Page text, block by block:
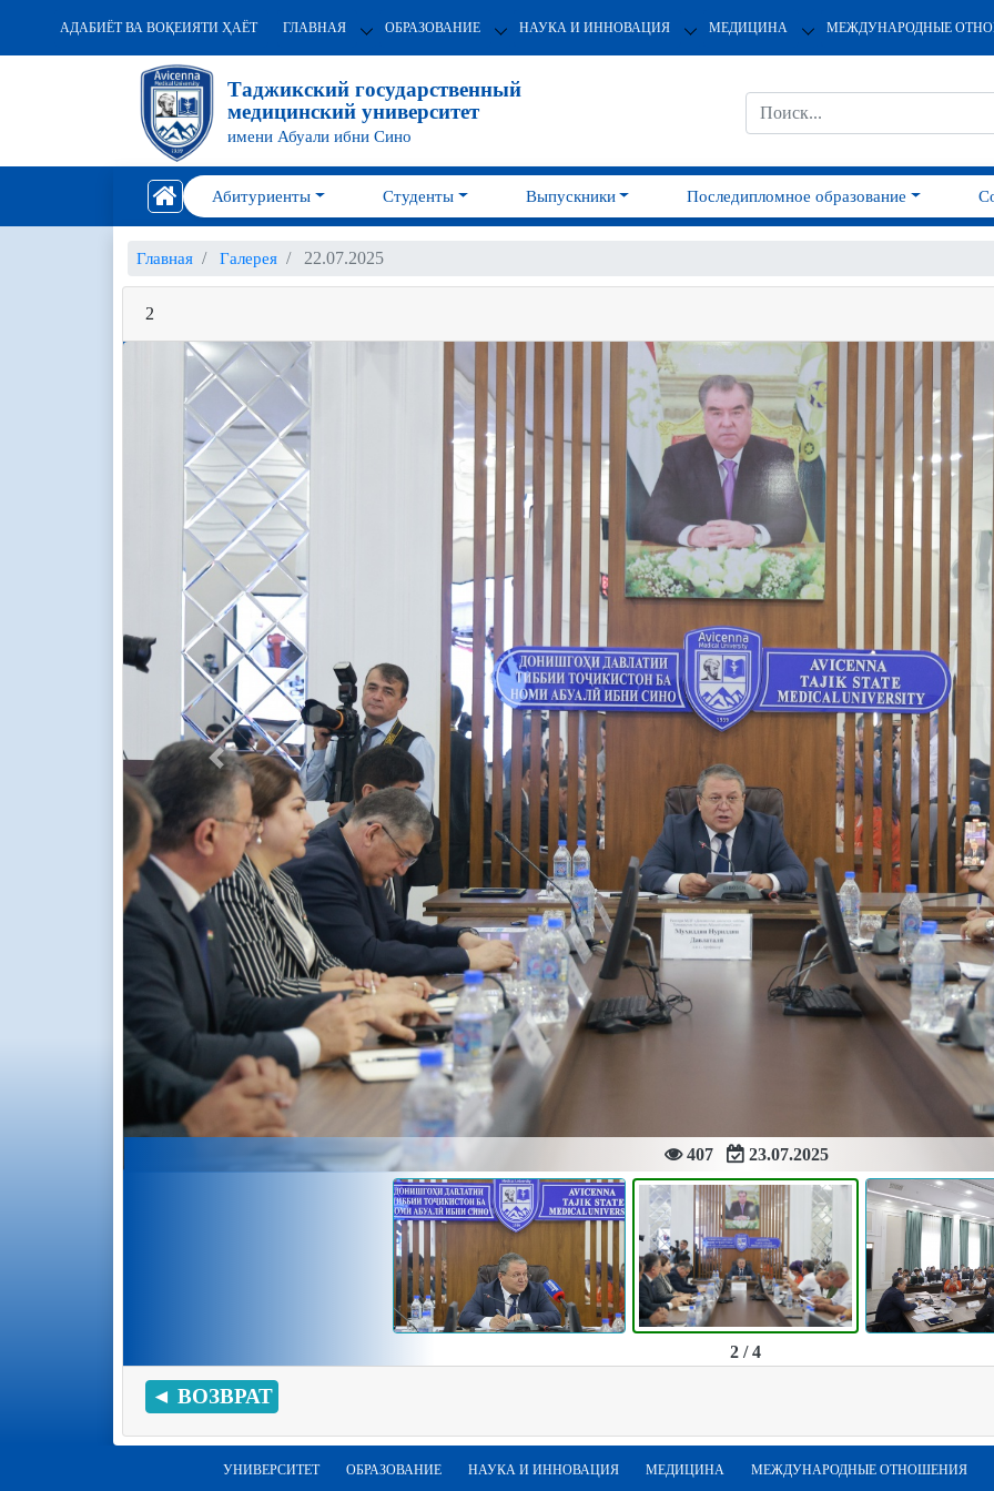
АДАБИЁТ ВА ВОҚЕИЯТИ ҲАЁТ ГЛАВНАЯ ОБРАЗОВАНИЕ НАУКА И ИННОВАЦИЯ МЕДИЦИНА МЕЖДУНАРОДНЫЕ
Таджикский государственный
медицинский университет
имени Абуали ибни Сино
Абитуриенты Студенты Выпускники Последипломное образование
Главная Галерея 22.07.2025
2
407 23.07.2025
Previous
2 / 4
◄ ВОЗВРАТ
УНИВЕРСИТЕТ ОБРАЗОВАНИЕ НАУКА И ИННОВАЦИЯ МЕДИЦИНА МЕЖДУНАРОДНЫЕ ОТНОШЕНИЯ